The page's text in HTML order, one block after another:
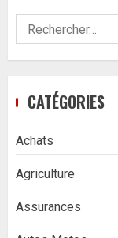
Rechercher :
CATÉGORIES
Achats
Agriculture
Assurances